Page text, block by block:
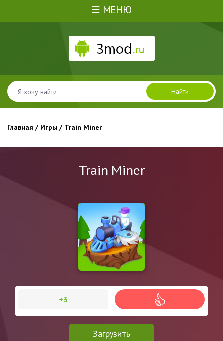
☰ МЕНЮ
Найти
Главная / Игры / Train Miner
Train Miner
Загрузить
+3